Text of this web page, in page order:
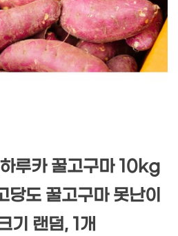
루카 꿀고구마 10kg
당도 꿀고구마 못난이
기 랜덤, 1개